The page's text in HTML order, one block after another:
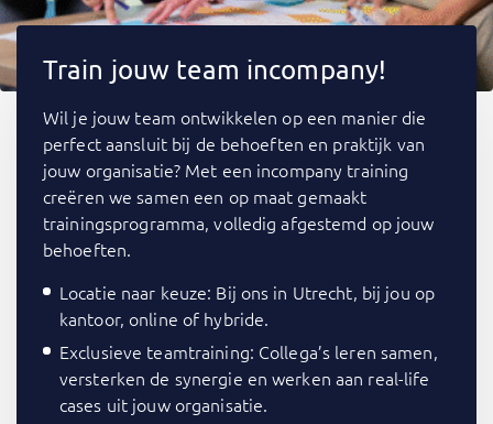
Train jouw team incompany!
Wil je jouw team ontwikkelen op een manier die
perfect aansluit bij de behoeften en praktijk van
jouw organisatie? Met een incompany training
creëren we samen een op maat gemaakt
trainingsprogramma, volledig afgestemd op jouw
behoeften.
Locatie naar keuze: Bij ons in Utrecht, bij jou op
kantoor, online of hybride.
Exclusieve teamtraining: Collega’s leren samen,
versterken de synergie en werken aan real-life
cases uit jouw organisatie.